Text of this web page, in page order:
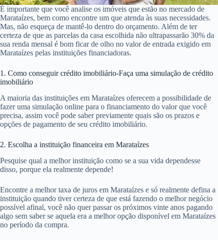
É importante que você analise os imóveis que estão no mercado de
Marataízes, bem como encontre um que atenda às suas necessidades.
Mas, não esqueça de mantê-lo dentro do orçamento. Além de ter
certeza de que as parcelas da casa escolhida não ultrapassarão 30% da
sua renda mensal é bom ficar de olho no valor de entrada exigido em
Marataízes pelas instituições financiadoras.
1. Como conseguir crédito imobiliário-Faça uma simulação de crédito
imobiliário
A maioria das instituições em Marataízes oferecem a possibilidade de
fazer uma simulação online para o financiamento do valor que você
precisa, assim você pode saber previamente quais são os prazos e
opções de pagamento de seu crédito imobiliário.
2. Escolha a instituição financeira em Marataízes
Pesquise qual a melhor instituição como se a sua vida dependesse
disso, porque ela realmente depende!
Encontre a melhor taxa de juros em Marataízes e só realmente defina a
instituição quando tiver certeza de que está fazendo o melhor negócio
possível afinal, você não quer passar os próximos vinte anos pagando
algo sem saber se aquela era a melhor opção disponível em Marataízes
no período da compra.